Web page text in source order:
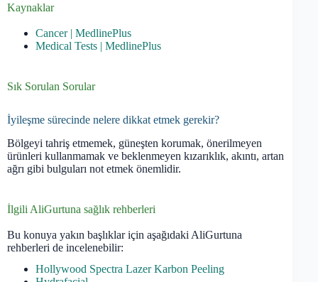
Kaynaklar
Cancer | MedlinePlus
Medical Tests | MedlinePlus
Sık Sorulan Sorular
İyileşme sürecinde nelere dikkat etmek gerekir?
Bölgeyi tahriş etmemek, güneşten korumak, önerilmeyen
ürünleri kullanmamak ve beklenmeyen kızarıklık, akıntı, artan
ağrı gibi bulguları not etmek önemlidir.
İlgili AliGurtuna sağlık rehberleri
Bu konuya yakın başlıklar için aşağıdaki AliGurtuna
rehberleri de incelenebilir:
Hollywood Spectra Lazer Karbon Peeling